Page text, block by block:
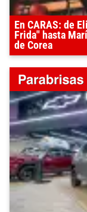
En CARAS: de
Frida" hasta
de Corea